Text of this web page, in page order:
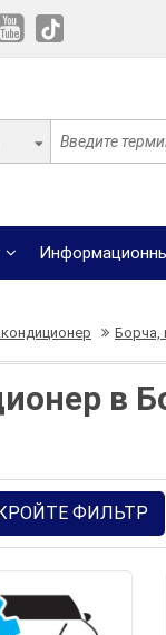
Борча,
в
ФИЛЬТР